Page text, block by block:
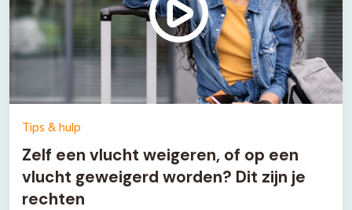
Tips & hulp
Zelf een vlucht weigeren, of op een
vlucht geweigerd worden? Dit zijn je
rechten